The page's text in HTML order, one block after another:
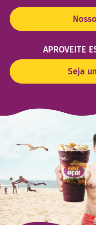
APROVEITE
Seja